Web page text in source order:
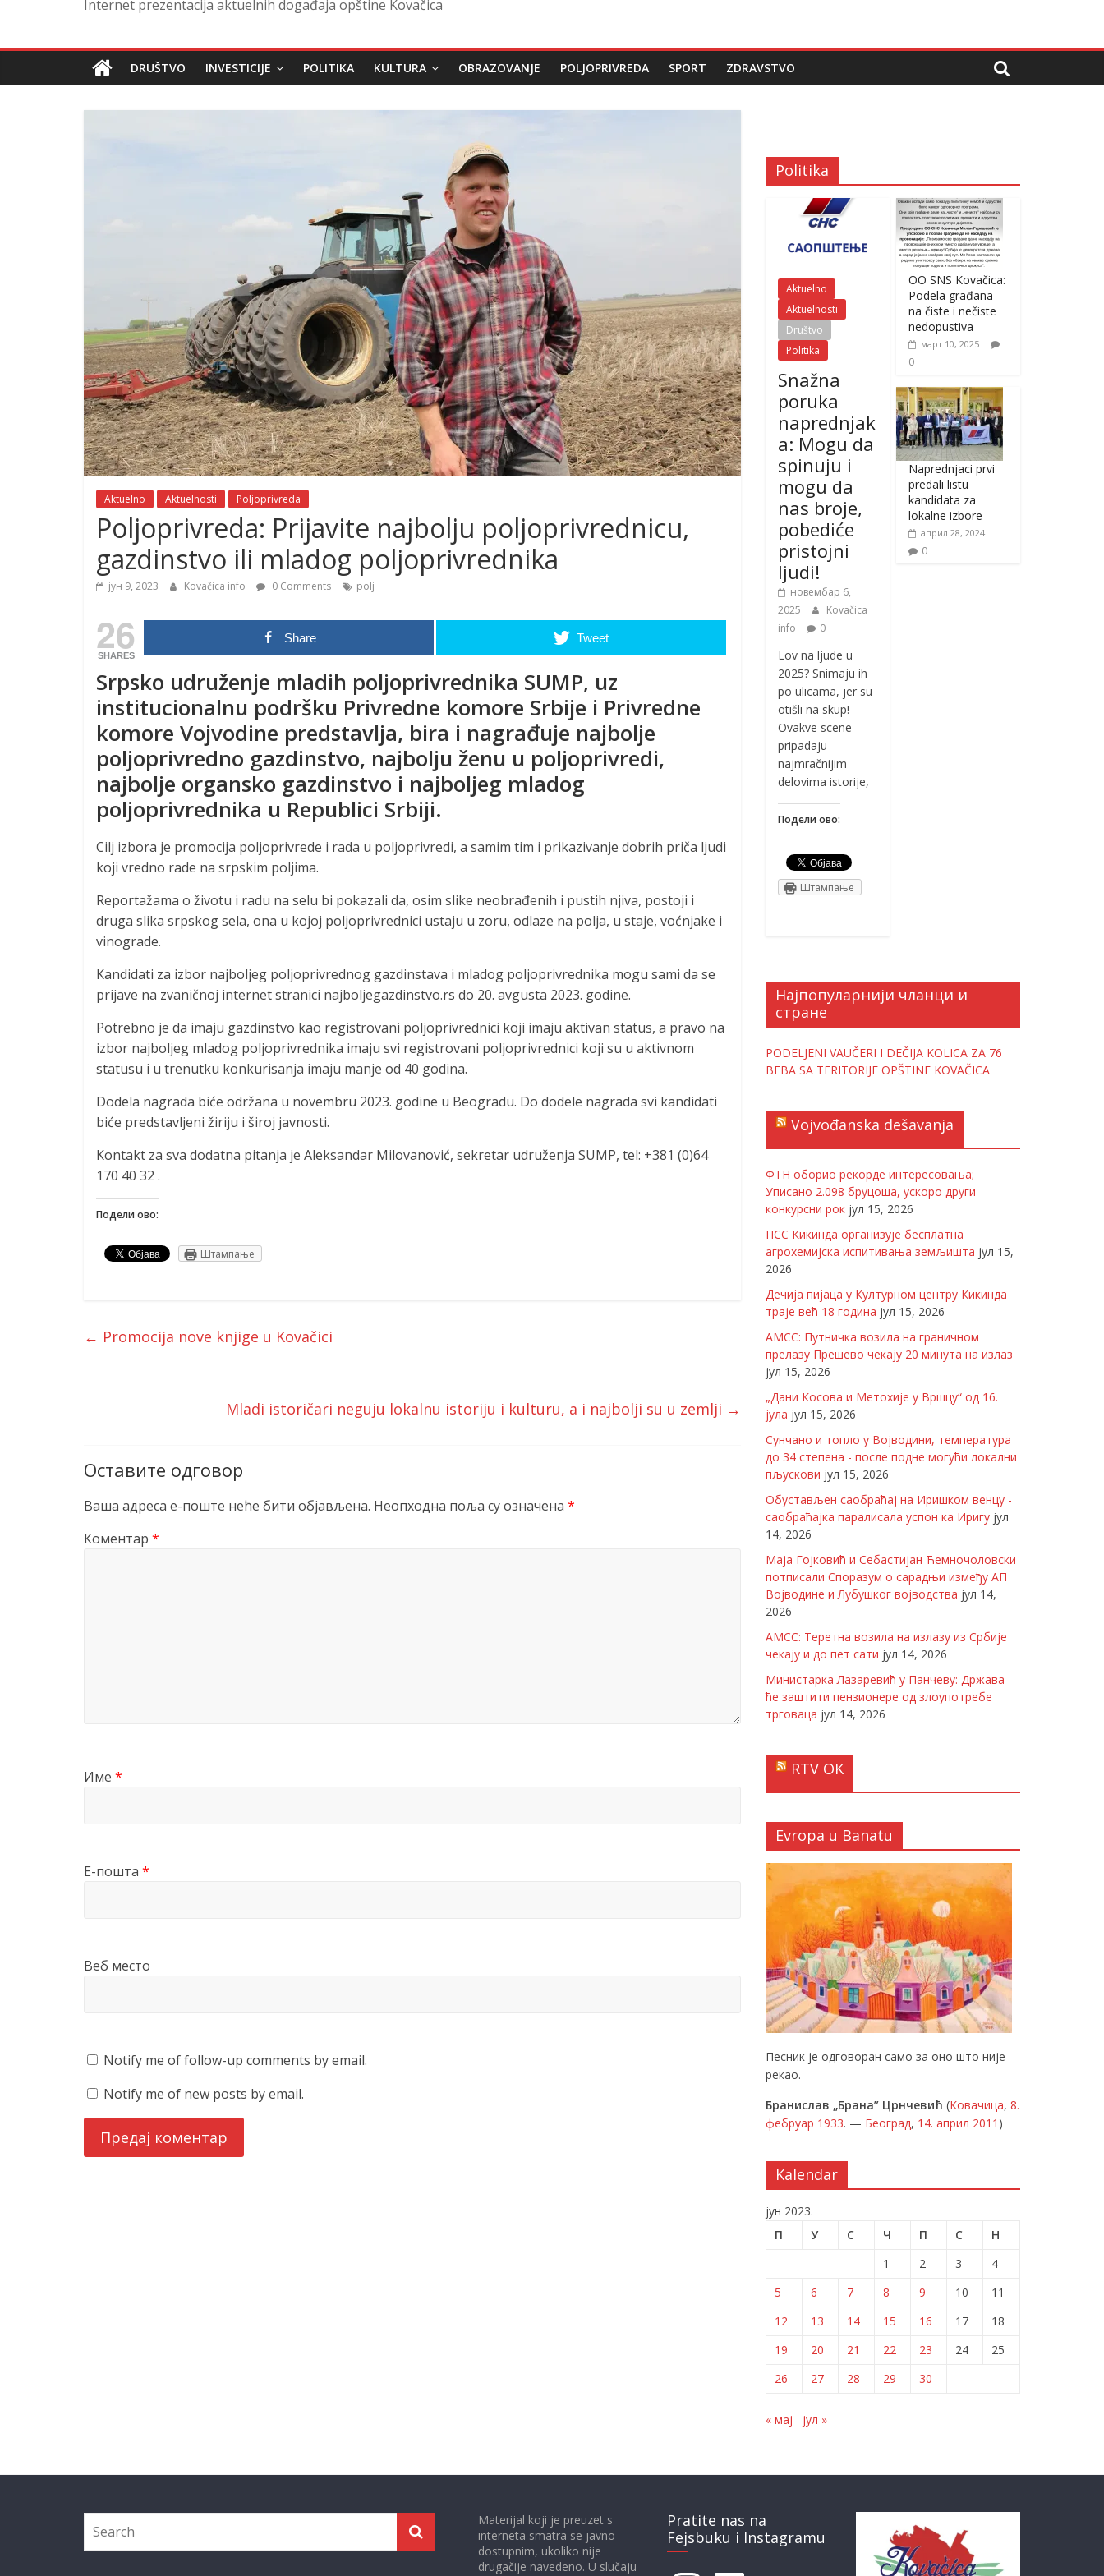
Internet prezentacija aktuelnih događaja opštine Kovačica
DRUŠTVO INVESTICIJE POLITIKA KULTURA OBRAZOVANJE POLJOPRIVREDA SPORT ZDRAVSTVO
Aktuelno Aktuelnosti Poljoprivreda
Poljoprivreda: Prijavite najbolju poljoprivrednicu,
gazdinstvo ili mladog poljoprivrednika
јун 9, 2023 Kovačica info 0 Comments polj
26
SHARES
Share Tweet
Srpsko udruženje mladih poljoprivrednika SUMP, uz
institucionalnu podršku Privredne komore Srbije i Privredne
komore Vojvodine predstavlja, bira i nagrađuje najbolje
poljoprivredno gazdinstvo, najbolju ženu u poljoprivredi,
najbolje organsko gazdinstvo i najboljeg mladog
poljoprivrednika u Republici Srbiji.
Cilj izbora je promocija poljoprivrede i rada u poljoprivredi, a samim tim i prikazivanje dobrih priča ljudi
koji vredno rade na srpskim poljima.
Reportažama o životu i radu na selu bi pokazali da, osim slike neobrađenih i pustih njiva, postoji i
druga slika srpskog sela, ona u kojoj poljoprivrednici ustaju u zoru, odlaze na polja, u staje, voćnjake i
vinograde.
Kandidati za izbor najboljeg poljoprivrednog gazdinstava i mladog poljoprivrednika mogu sami da se
prijave na zvaničnoj internet stranici najboljegazdinstvo.rs do 20. avgusta 2023. godine.
Potrebno je da imaju gazdinstvo kao registrovani poljoprivrednici koji imaju aktivan status, a pravo na
izbor najboljeg mladog poljoprivrednika imaju svi registrovani poljoprivrednici koji su u aktivnom
statusu i u trenutku konkurisanja imaju manje od 40 godina.
Dodela nagrada biće održana u novembru 2023. godine u Beogradu. Do dodele nagrada svi kandidati
biće predstavljeni žiriju i široj javnosti.
Kontakt za sva dodatna pitanja je Aleksandar Milovanović, sekretar udruženja SUMP, tel: +381 (0)64
170 40 32 .
Подели ово:
Штампање
← Promocija nove knjige u Kovačici
Mladi istoričari neguju lokalnu istoriju i kulturu, a i najbolji su u zemlji →
Оставите одговор
Ваша адреса е-поште неће бити објављена. Неопходна поља су означена *
Коментар *
Име *
Е-пошта *
Веб место
Notify me of follow-up comments by email.
Notify me of new posts by email.
Politika
Aktuelno
Aktuelnosti
Društvo
Politika
Snažna
poruka
naprednjak
a: Mogu da
spinuju i
mogu da
nas broje,
pobediće
pristojni
ljudi!
новембар 6,
2025
Kovačica
info
0
Lov na ljude u
2025? Snimaju ih
po ulicama, jer su
otišli na skup!
Ovakve scene
pripadaju
najmračnijim
delovima istorije,
Подели ово:
Штампање
OO SNS Kovačica:
Podela građana
na čiste i nečiste
nedopustiva
март 10, 2025
0
Naprednjaci prvi
predali listu
kandidata za
lokalne izbore
април 28, 2024
0
Најпопуларнији чланци и
стране
PODELJENI VAUČERI I DEČIJA KOLICA ZA 76
BEBA SA TERITORIJE OPŠTINE KOVAČICA
Vojvođanska dešavanja
ФТН оборио рекорде интересовања;
Уписано 2.098 бруцоша, ускоро други
конкурсни рок јул 15, 2026
ПСС Кикинда организује бесплатна
агрохемијска испитивања земљишта јул 15,
2026
Дечија пијаца у Културном центру Кикинда
траје већ 18 година јул 15, 2026
АМСС: Путничка возила на граничном
прелазу Прешево чекају 20 минута на излаз
јул 15, 2026
„Дани Косова и Метохије у Вршцу“ од 16.
јула јул 15, 2026
Сунчано и топло у Војводини, температура
до 34 степена - после подне могући локални
пљускови јул 15, 2026
Обустављен саобраћај на Иришком венцу -
саобраћајка паралисала успон ка Иригу јул
14, 2026
Маја Гојковић и Себастијан Ћемночоловски
потписали Споразум о сарадњи између АП
Војводине и Лубушког војводства јул 14,
2026
АМСС: Теретна возила на излазу из Србије
чекају и до пет сати јул 14, 2026
Министарка Лазаревић у Панчеву: Држава
ће заштити пензионере од злоупотребе
трговаца јул 14, 2026
RTV OK
Evropa u Banatu
Песник је одговоран само за оно што није
рекао.
Бранислав „Брана” Црнчевић (Ковачица, 8.
фебруар 1933. — Београд, 14. април 2011 )
Kalendar
јун 2023.
П
У С Ч П С
Н
1
2 3
4
5
6 7 8 9 10
11
12
13 14 15 16 17
18
19
20 21 22 23 24
25
26
27 28 29 30
« мај јул »
Materijal koji je preuzet s
interneta smatra se javno
dostupnim, ukoliko nije
drugačije navedeno. U slučaju
Pratite nas na
Fejsbuku i Instagramu